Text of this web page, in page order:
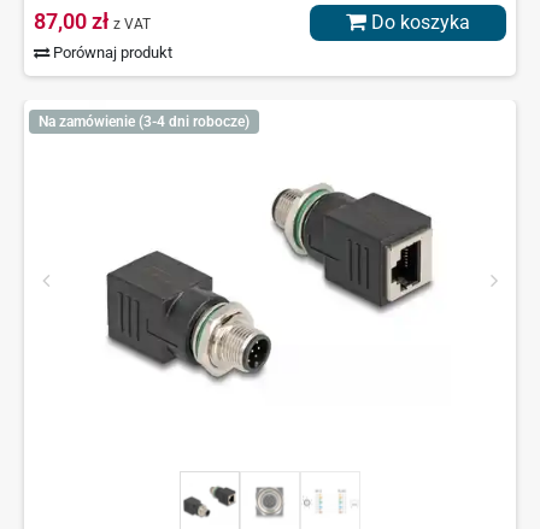
87,00 zł z VAT
Porównaj produkt
Do koszyka
Na zamówienie (3-4 dni robocze)